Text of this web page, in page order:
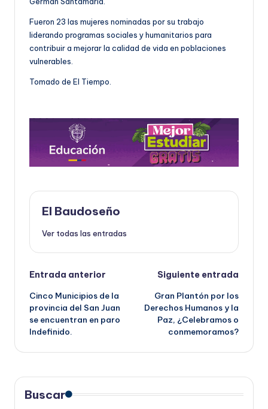
Fueron 23 las mujeres nominadas por su trabajo
liderando programas sociales y humanitarios para
contribuir a mejorar la calidad de vida en poblaciones
vulnerables.
Tomado de El Tiempo.
El Baudoseño
Ver todas las entradas
Navegación
de
entradas
Entrada anterior
Cinco Municipios de la
provincia del San Juan
se encuentran en paro
Indefinido.
Siguiente entrada
Gran Plantón por los
Derechos Humanos y la
Paz, ¿Celebramos o
conmemoramos?
Buscar